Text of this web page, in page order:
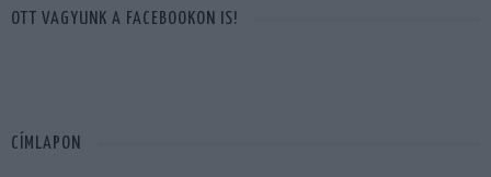
OTT VAGYUNK A FACEBOOKON IS!
CÍMLAPON